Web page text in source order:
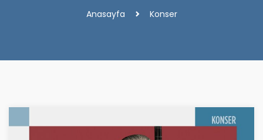
Anasayfa Konser